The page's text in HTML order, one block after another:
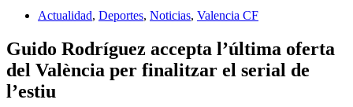
Actualidad, Deportes, Noticias, Valencia CF
Guido Rodríguez accepta l’última oferta
del València per finalitzar el serial de
l’estiu